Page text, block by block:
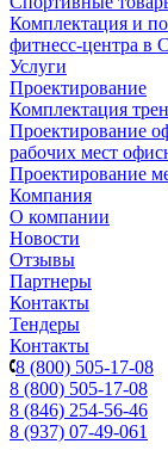
Комплектация и
фитнесс-центра в
Услуги
Проектирование
Комплектация
Проектирование
рабочих мест
Проектирование
Компания
О компании
Новости
Отзывы
Партнеры
Контакты
Тендеры
Контакты
8 (800) 505-17-08
8 (800) 505-17-08
8 (846) 254-56-46
8 (937) 07-49-061